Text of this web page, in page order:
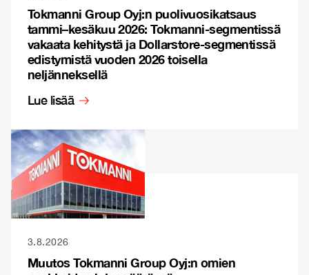
Tokmanni Group Oyj:n puolivuosikatsaus
tammi–kesäkuu 2026: Tokmanni-segmentissä
vakaata kehitystä ja Dollarstore-segmentissä
edistymistä vuoden 2026 toisella
neljänneksellä
Lue lisää
3.8.2026
Muutos Tokmanni Group Oyj:n omien